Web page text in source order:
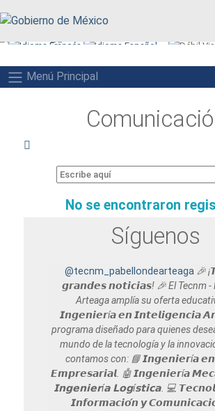
Menú Principal
No se encontraron
Síguenos
@tecnm_pabellondearteaga🎉
𝙜𝙧𝙖𝙣𝙙𝙚𝙨 𝙣𝙤𝙩𝙞𝙘𝙞𝙖𝙨! 🎉 El Tecnm -
Arteaga amplía su oferta
𝙄𝙣𝙜𝙚𝙣𝙞𝙚𝙧í𝙖 𝙚𝙣 𝙄𝙣𝙩𝙚𝙡𝙞𝙜𝙚𝙣𝙘𝙞𝙖
programa diseñado para quienes
mundo de la tecnología y la
contamos con: 📘 𝙄𝙣𝙜𝙚𝙣𝙞𝙚𝙧í𝙖
𝙀𝙢𝙥𝙧𝙚𝙨𝙖𝙧𝙞𝙖𝙡. 🤖 𝙄𝙣𝙜𝙚𝙣𝙞𝙚𝙧í𝙖
𝗜𝗻𝗴𝗲𝗻𝗶𝗲𝗿í𝗮 𝗟𝗼𝗴í𝘀𝘁𝗶𝗰𝗮. 💻
𝙄𝙣𝙛𝙤𝙧𝙢𝙖𝙘𝙞𝙤́𝙣 𝙮